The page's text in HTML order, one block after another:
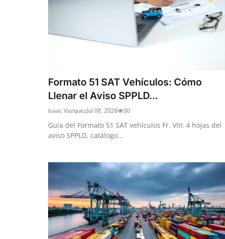
Formato 51 SAT Vehículos: Cómo
Llenar el Aviso SPPLD...
Isaac VazquezJul 08, 2026 30
Guía del Formato 51 SAT vehículos Fr. VIII: 4 hojas del
aviso SPPLD, catálogo...